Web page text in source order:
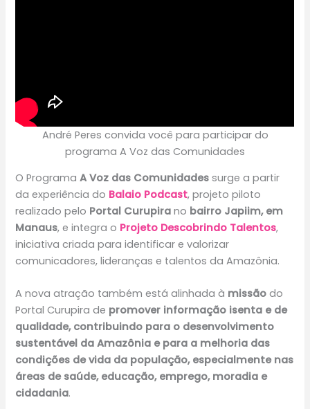
André Peres convida você para participar do
programa A Voz das Comunidades
O ProgramaA Voz das Comunidades surge a partir
da experiência do Balaio Podcast, projeto piloto
realizado pelo Portal Curupira no bairro Japiim, em
Manaus, e integra o Projeto Descobrindo Talentos,
iniciativa criada para identificar e valorizar
comunicadores, lideranças e talentos da Amazônia.
A nova atração também está alinhada à missão do
Portal Curupira de promover informação isenta e de
qualidade, contribuindo para o desenvolvimento
sustentável da Amazônia e para a melhoria das
condições de vida da população, especialmente nas
áreas de saúde, educação, emprego, moradia e
cidadania.